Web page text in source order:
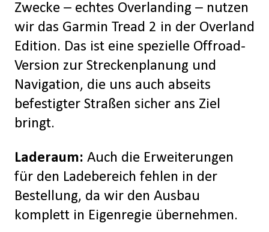
Zwecke – echtes Overlanding – nutzen
wir das Garmin Tread 2 in der Overland
Edition. Das ist eine spezielle Offroad-
Version zur Streckenplanung und
Navigation, die uns auch abseits
befestigter Straßen sicher ans Ziel
bringt.
Laderaum: Auch die Erweiterungen
für den Ladebereich fehlen in der
Bestellung, da wir den Ausbau
komplett in Eigenregie übernehmen.